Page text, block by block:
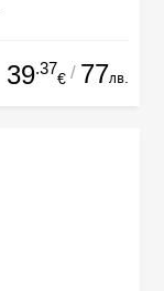
39.37
€ / 77лв.